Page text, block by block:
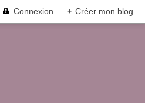
Connexion + Créer mon blog